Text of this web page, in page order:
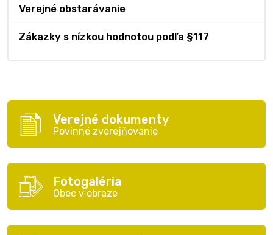
Verejné obstarávanie
Zákazky s nízkou hodnotou podľa §117
Verejné dokumenty
Povinné zverejňovanie
Fotogaléria
Obec v obraze